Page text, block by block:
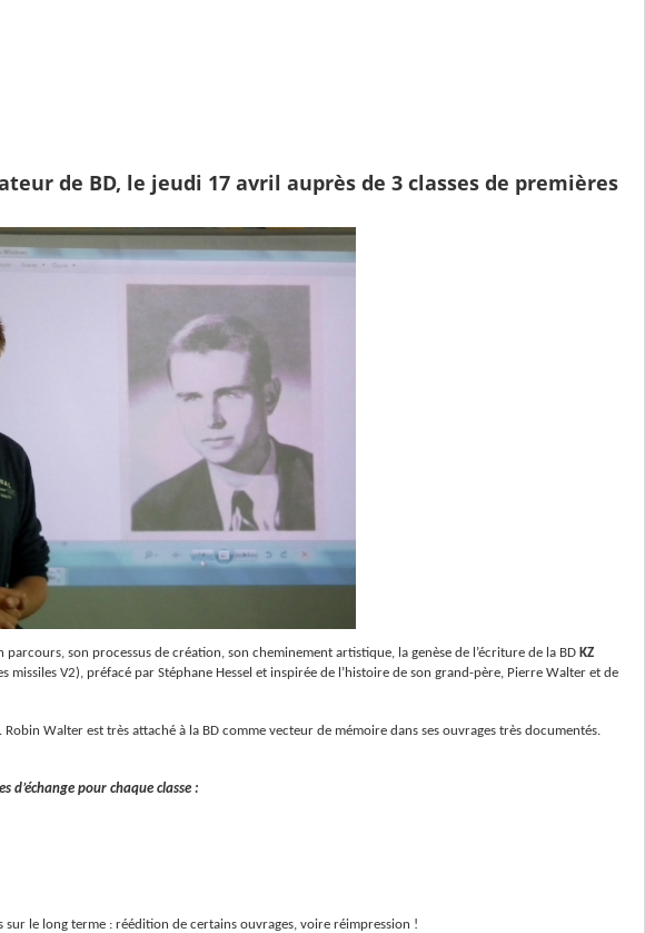
de BD, le jeudi 17 avril auprès de 3 classes de premières
son processus de création, son cheminement artistique, la genèse de l’écriture de la BD KZ
V2), préfacé par Stéphane Hessel et inspirée de l’histoire de son grand-père, Pierre Walter et de
. Robin Walter est très attaché à la BD comme vecteur de mémoire dans ses ouvrages très documentés.
d’échange pour chaque classe :
le long terme : réédition de certains ouvrages, voire réimpression !